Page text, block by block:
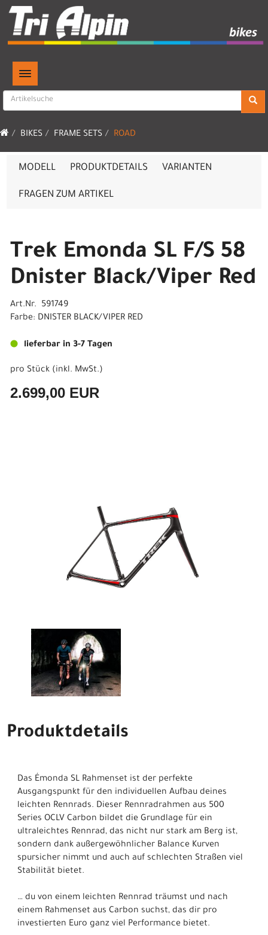
TOGGLE NAVIGATION
BIKES FRAME SETS ROAD
MODELL PRODUKTDETAILS VARIANTEN
FRAGEN ZUM ARTIKEL
Trek Emonda SL F/S 58
Dnister Black/Viper Red
Art.Nr. 591749
Farbe: DNISTER BLACK/VIPER RED
lieferbar in 3-7 Tagen
pro Stück (inkl. MwSt.)
2.699,00 EUR
Produktdetails
Das Émonda SL Rahmenset ist der perfekte
Ausgangspunkt für den individuellen Aufbau deines
leichten Rennrads. Dieser Rennradrahmen aus 500
Series OCLV Carbon bildet die Grundlage für ein
ultraleichtes Rennrad, das nicht nur stark am Berg ist,
sondern dank außergewöhnlicher Balance Kurven
spursicher nimmt und auch auf schlechten Straßen viel
Stabilität bietet.
… du von einem leichten Rennrad träumst und nach
einem Rahmenset aus Carbon suchst, das dir pro
investierten Euro ganz viel Performance bietet.